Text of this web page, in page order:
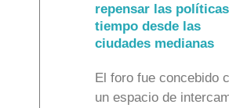
repensar las
tiempo desde las
ciudades medianas
El foro fue concebido
un espacio de